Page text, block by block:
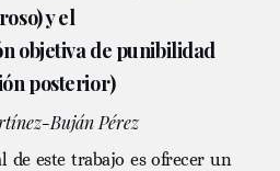
y el
objetiva de punibilidad
posterior)
Buján Pérez
este trabajo es ofrecer un